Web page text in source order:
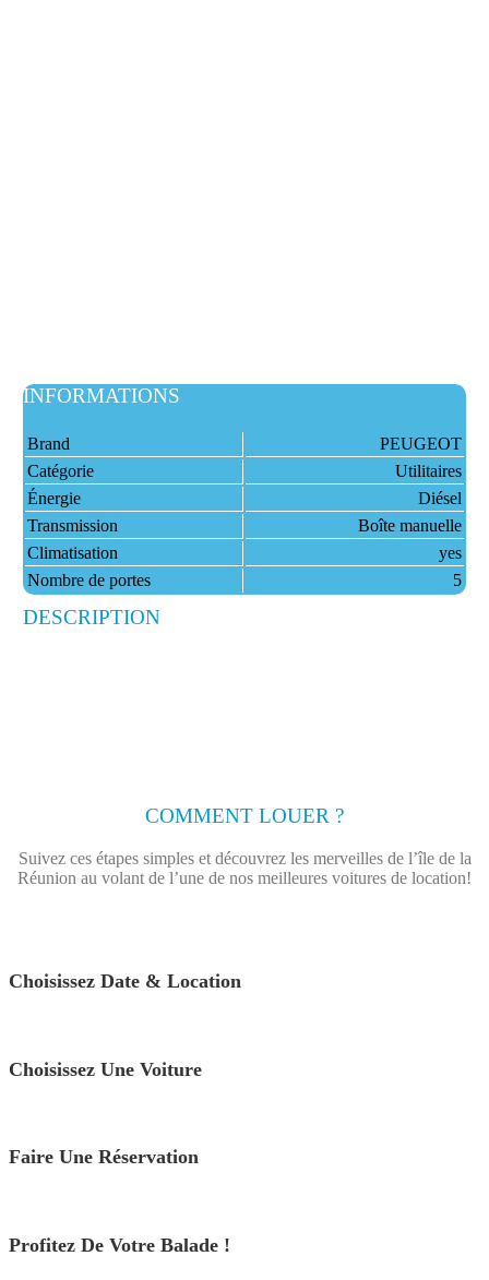
INFORMATIONS
Brand
PEUGEOT
Catégorie
Utilitaires
Énergie
Diésel
Transmission
Boîte manuelle
Climatisation
yes
Nombre de portes
5
DESCRIPTION
COMMENT LOUER ?
Suivez ces étapes simples et découvrez les merveilles de l’île de la
Réunion au volant de l’une de nos meilleures voitures de location!
Choisissez Date & Location
Choisissez Une Voiture
Faire Une Réservation
Profitez De Votre Balade !